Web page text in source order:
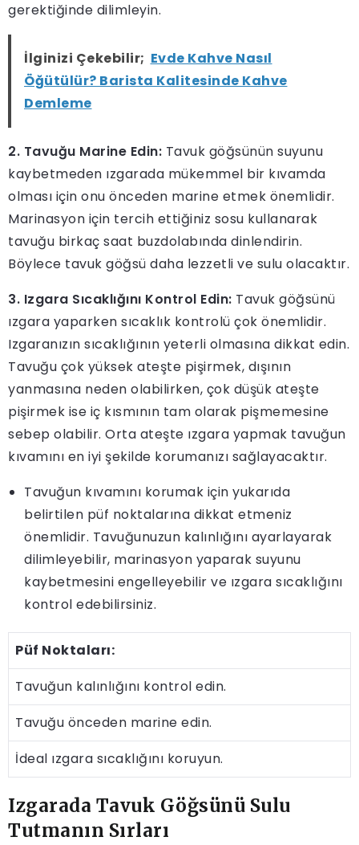
gerektiğinde dilimleyin.
İlginizi Çekebilir; Evde Kahve Nasıl
Öğütülür? Barista Kalitesinde Kahve
Demleme
2. Tavuğu Marine Edin: Tavuk göğsünün suyunu
kaybetmeden ızgarada mükemmel bir kıvamda
olması için onu önceden marine etmek önemlidir.
Marinasyon için tercih ettiğiniz sosu kullanarak
tavuğu birkaç saat buzdolabında dinlendirin.
Böylece tavuk göğsü daha lezzetli ve sulu olacaktır.
3. Izgara Sıcaklığını Kontrol Edin: Tavuk göğsünü
ızgara yaparken sıcaklık kontrolü çok önemlidir.
Izgaranızın sıcaklığının yeterli olmasına dikkat edin.
Tavuğu çok yüksek ateşte pişirmek, dışının
yanmasına neden olabilirken, çok düşük ateşte
pişirmek ise iç kısmının tam olarak pişmemesine
sebep olabilir. Orta ateşte ızgara yapmak tavuğun
kıvamını en iyi şekilde korumanızı sağlayacaktır.
Tavuğun kıvamını korumak için yukarıda
belirtilen püf noktalarına dikkat etmeniz
önemlidir. Tavuğunuzun kalınlığını ayarlayarak
dilimleyebilir, marinasyon yaparak suyunu
kaybetmesini engelleyebilir ve ızgara sıcaklığını
kontrol edebilirsiniz.
Püf Noktaları:
Tavuğun kalınlığını kontrol edin.
Tavuğu önceden marine edin.
İdeal ızgara sıcaklığını koruyun.
Izgarada Tavuk Göğsünü Sulu
Tutmanın Sırları